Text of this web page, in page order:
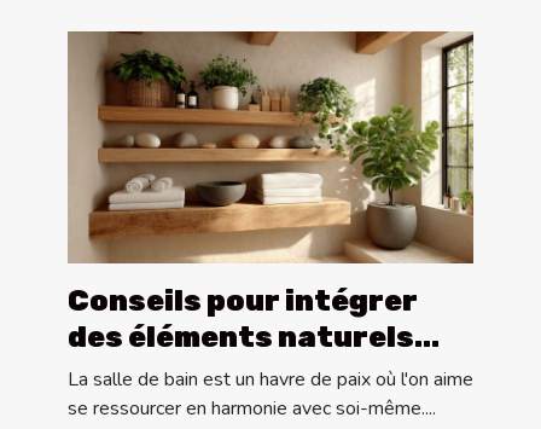
Conseils pour intégrer
des éléments naturels
dans la décoration de
salle de bain
La salle de bain est un havre de paix où l'on aime
se ressourcer en harmonie avec soi-même....